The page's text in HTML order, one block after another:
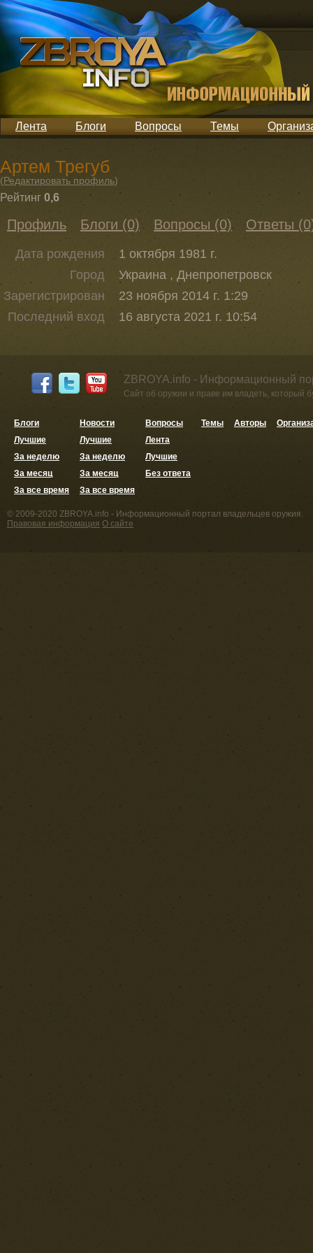
Лента Блоги Вопросы Темы
Артем Трегуб
(Редактировать профиль)
Рейтинг 0,6
Профиль Блоги (0) Вопросы (0) Ответы
Дата рождения
1 октября 1981 г.
Город
Украина , Днепропетровск
Зарегистрирован
23 ноября 2014 г. 1:29
Последний вход
16 августа 2021 г. 10:54
ZBROYA.info - Информационный
Сайт об оружии и праве им владеть, который
Блоги
Лучшие
За неделю
За месяц
За все время
Новости
Лучшие
За неделю
За месяц
За все время
Вопросы
Лента
Лучшие
Без ответа
Темы Авторы
© 2009-2020 ZBROYA.info - Информационный портал владельцев оружия.
Правовая информация О сайте